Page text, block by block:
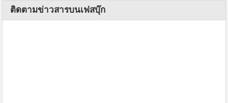
ติดตามข่าวสารบนเฟสบุ๊ก